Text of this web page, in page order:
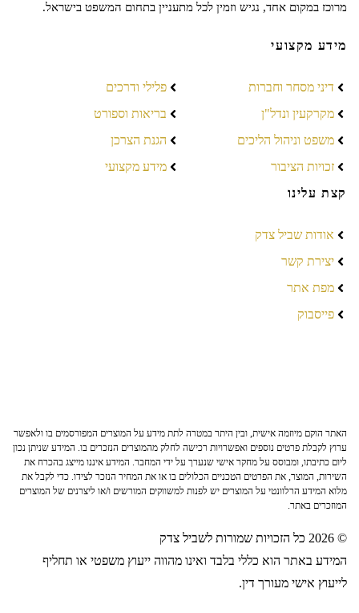
מרוכז במקום אחד, נגיש וזמין לכל מתעניין בתחום המשפט בישראל.
מידע מקצועי
דיני מסחר וחברות
מקרקעין ונדל"ן
משפט וניהול הליכים
זכויות הציבור
פלילי ודרכים
בריאות וספורט
הגנת הצרכן
מידע מקצועי
קצת עלינו
אודות שביל צדק
יצירת קשר
מפת אתר
פייסבוק
האתר הוקם מיוזמה אישית, ובין היתר במטרה לתת מידע על המוצרים המפורסמים בו ולאפשר
ערוץ לקבלת פרטים נוספים ואפשרויות רכישה לחלק מהמוצרים הנזכרים בו. המידע שניתן נכון
ליום כתיבתו, ומבוסס על מחקר אישי שנערך על ידי המחבר. המידע איננו מייצג בהכרח את
השירות, המוצר, את הפרטים הטכניים הכלולים בו או את המחיר הנזכר לצידו. כדי לקבל את
מלוא המידע הרלוונטי על המוצרים יש לפנות למשווקים המורשים ו/או ליצרנים של המוצרים
המוזכרים באתר.
© 2026 כל הזכויות שמורות לשביל צדק
המידע באתר הוא כללי בלבד ואינו מהווה ייעוץ משפטי או תחליף
לייעוץ אישי מעורך דין.